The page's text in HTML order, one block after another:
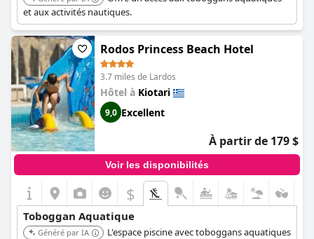
et aux activités nautiques.
Rodos Princess Beach Hotel
3.7 miles de Lardos
Hôtel à Kiotari
9,0 Excellent
À partir de 179 $
Voir les disponibilités
$
Toboggan Aquatique
Généré par IA
L'espace piscine avec toboggans aquatiques